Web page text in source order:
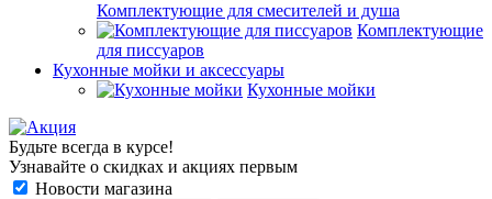
Комплектующие для смесителей и душа
Комплектующие
для писсуаров
Кухонные мойки и аксессуары
Кухонные мойки
Будьте всегда в курсе!
Узнавайте о скидках и акциях первым
Новости магазина